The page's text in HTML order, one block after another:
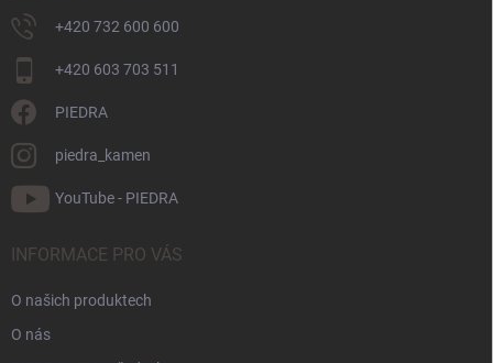
+420 732 600 600
+420 603 703 511
PIEDRA
piedra_kamen
YouTube - PIEDRA
INFORMACE PRO VÁS
O našich produktech
O nás